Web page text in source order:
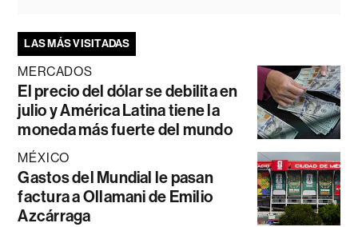
LAS MÁS VISITADAS
MERCADOS
El precio del dólar se debilita en
julio y América Latina tiene la
moneda más fuerte del mundo
MÉXICO
Gastos del Mundial le pasan
factura a Ollamani de Emilio
Azcárraga